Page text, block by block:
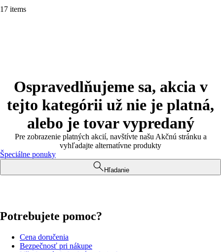
17 items
Ospravedlňujeme sa, akcia v
tejto kategórii už nie je platná,
alebo je tovar vypredaný
Pre zobrazenie platných akcií, navštívte našu Akčnú stránku a
vyhľadajte alternatívne produkty
Špeciálne ponuky
Hľadanie
Potrebujete pomoc?
Cena doručenia
Bezpečnosť pri nákupe